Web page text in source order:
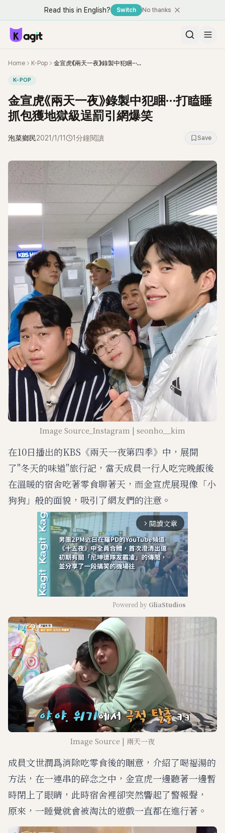
Read this in English? Switch No thanks
Home K-Pop 金宣虎《兩天一夜》錄製中犯睏⋯打瞌睡抓包獲地獄級逞罰引網爆笑
K-POP
金宣虎《兩天一夜》錄製中犯睏⋯打瞌睡
抓包獲地獄級逞罰引網爆笑
泡菜鄉民2021/1/11 1分鐘閱讀 Save
Image Source_Instagram | seonho__kim
在10日播出的KBS《兩天一夜第四季》中，展開
了"冬天的味道"旅行記，當天成員一行人吃完晚飯後
在溫暖的宿舍吃著零食聊著天，而金宣虎展現像「小
狗狗」般的面貌，吸引了網友們的注意。
arrow_forward_ios 閱讀文章
e
Powered by GliaStudios
Image Source | 兩天一夜
成員文世潤爲消除吃零食後的睏意，介紹了喝福湯的
方法，在一連串的碎念之中，金宣虎一邊聽著一邊暫
時閉上了眼睛，此時宿舍裡卻突然響起了警報聲，
原來，一睡覺就會被淘汰的遊戲一直都在進行著。